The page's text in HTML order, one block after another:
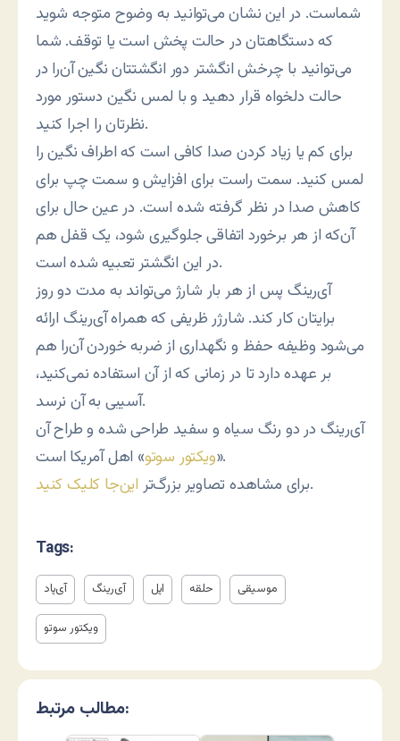
شماست. در این نشان می‌توانید به وضوح متوجه شوید
که دستگاهتان در حالت پخش است یا توقف. شما
می‌توانید با چرخش انگشتر دور انگشتتان نگین آن‌را در
حالت دلخواه قرار دهید و با لمس نگین دستور مورد
نظرتان را اجرا کنید.
برای کم یا زیاد کردن صدا کافی است که اطراف نگین را
لمس کنید. سمت راست برای افزایش و سمت چپ برای
کاهش صدا در نظر گرفته شده است. در عین حال برای
آن‌که از هر برخورد اتفاقی جلوگیری شود، یک قفل هم
در این انگشتر تعبیه شده است.
آی‌رینگ پس از هر بار شارژ می‌تواند به مدت دو روز
برایتان کار کند. شارژر ظریفی که همراه آی‌رینگ ارائه
می‌شود وظیفه حفظ و نگهداری از ضربه خوردن آن‌را هم
بر عهده دارد تا در زمانی که از آن استفاده نمی‌کنید،
آسیبی به آن نرسد.
آی‌رینگ در دو رنگ سیاه و سفید طراحی شده و طراح آن
«ویکتور سوتو » اهل آمریکا است.
برای مشاهده تصاویر بزرگ‌تر این‌جا کلیک کنید .
Tags:
آی‌پاد آی‌رینگ اپل حلقه موسیقی
ویکتور سوتو
مطالب مرتبط: